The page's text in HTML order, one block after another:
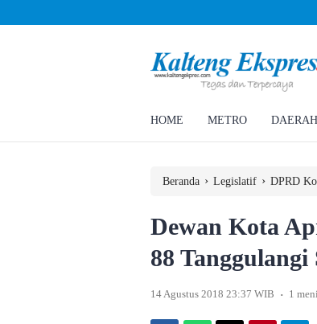
Ahmad Rizky Minta Perusahaan Penuhi Hak Ratusan Eks Pekerja
HOME METRO DAERAH
Beranda › Legislatif › DPRD
Dewan Kota
88
14 Agustus 2018 23:37 WIB . 1